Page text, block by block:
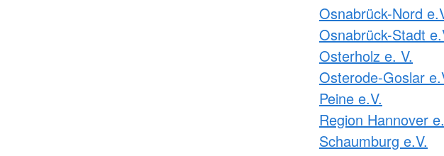
Osnabrück-Nord
Osnabrück-Stadt
Osterholz e. V.
Osterode-Goslar
Peine e.V.
Region Hannover
Schaumburg e.V.